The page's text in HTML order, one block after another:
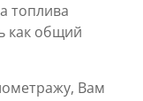
топлива
как общий
Вам